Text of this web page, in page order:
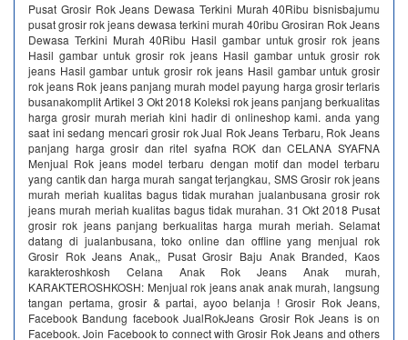
Pusat Grosir Rok Jeans Dewasa Terkini Murah 40Ribu bisnisbajumu
pusat grosir rok jeans dewasa terkini murah 40ribu Grosiran Rok Jeans
Dewasa Terkini Murah 40Ribu Hasil gambar untuk grosir rok jeans
Hasil gambar untuk grosir rok jeans Hasil gambar untuk grosir rok
jeans Hasil gambar untuk grosir rok jeans Hasil gambar untuk grosir
rok jeans Rok jeans panjang murah model payung harga grosir terlaris
busanakomplit Artikel 3 Okt 2018 Koleksi rok jeans panjang berkualitas
harga grosir murah meriah kini hadir di onlineshop kami. anda yang
saat ini sedang mencari grosir rok Jual Rok Jeans Terbaru, Rok Jeans
panjang harga grosir dan ritel syafna ROK dan CELANA SYAFNA
Menjual Rok jeans model terbaru dengan motif dan model terbaru
yang cantik dan harga murah sangat terjangkau, SMS Grosir rok jeans
murah meriah kualitas bagus tidak murahan jualanbusana grosir rok
jeans murah meriah kualitas bagus tidak murahan. 31 Okt 2018 Pusat
grosir rok jeans panjang berkualitas harga murah meriah. Selamat
datang di jualanbusana, toko online dan offline yang menjual rok
Grosir Rok Jeans Anak,, Pusat Grosir Baju Anak Branded, Kaos
karakteroshkosh Celana Anak Rok Jeans Anak murah,
KARAKTEROSHKOSH: Menjual rok jeans anak anak murah, langsung
tangan pertama, grosir & partai, ayoo belanja ! Grosir Rok Jeans,
Facebook Bandung facebook JualRokJeans Grosir Rok Jeans is on
Facebook. Join Facebook to connect with Grosir Rok Jeans and others